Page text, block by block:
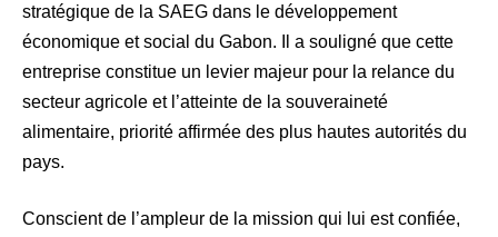
stratégique de la SAEG dans le développement
économique et social du Gabon. Il a souligné que cette
entreprise constitue un levier majeur pour la relance du
secteur agricole et l’atteinte de la souveraineté
alimentaire, priorité affirmée des plus hautes autorités du
pays.
Conscient de l’ampleur de la mission qui lui est confiée,